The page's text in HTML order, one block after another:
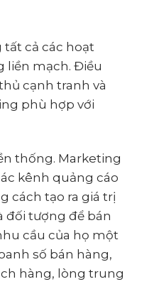
cả các hoạt
liền mạch. Điều
cạnh tranh và
phù hợp với
thống. Marketing
kênh quảng cáo
cách tạo ra giá trị
đối tượng để bán
cầu của họ một
số bán hàng,
hàng, lòng trung